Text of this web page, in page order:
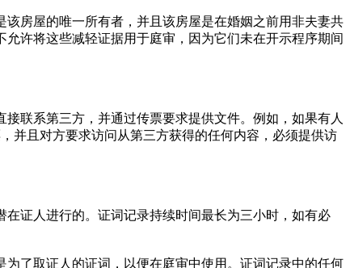
房屋的唯一所有者，并且该房屋是在婚姻之前用非夫妻共
许将这些减轻证据用于庭审，因为它们未在开示程序期间
联系第三方，并通过传票要求提供文件。例如，如果有人
并且对方要求访问从第三方获得的任何内容，必须提供访
证人进行的。证词记录持续时间最长为三小时，如有必
了取证人的证词，以便在庭审中使用。证词记录中的任何